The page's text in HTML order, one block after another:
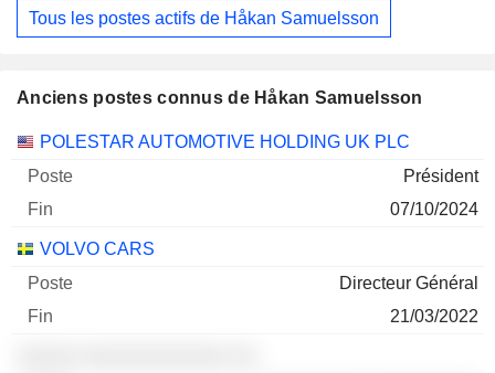
Tous les postes actifs de Håkan Samuelsson
Anciens postes connus de Håkan Samuelsson
Sociétés Poste Fin
POLESTAR AUTOMOTIVE HOLDING UK PLC
Président
07/10/2024
VOLVO CARS
Directeur Général
21/03/2022